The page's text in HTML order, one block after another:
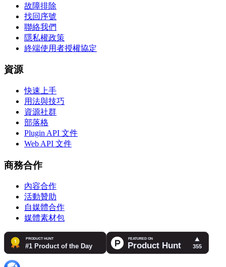
故障排除
找回序號
聯絡我們
隱私權政策
終端使用者授權協定
資源
快速上手
用法與技巧
資源社群
部落格
Plugin API 文件
Web API 文件
商務合作
內容合作
活動贊助
自媒體合作
媒體素材包